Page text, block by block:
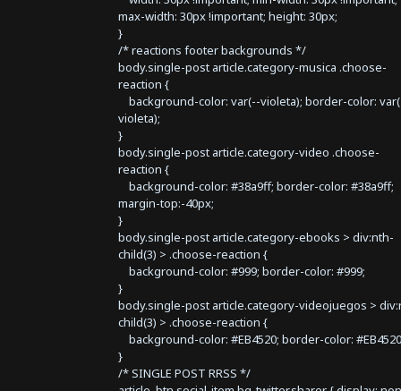
max-width: 30px !important; height: 30px;
}
/* reactions footer backgrounds */
body.single-post article.category-musica .choose-
reaction {
background-color: var(--violeta); border-color:
violeta);
}
body.single-post article.category-video .choose-
reaction {
background-color: #38a9ff; border-color: #38a9ff;
margin-top:-40px;
}
body.single-post article.category-ebooks > div:nth-
child(3) > .choose-reaction {
background-color: #999; border-color: #999;
}
body.single-post article.category-videojuegos >
child(3) > .choose-reaction {
background-color: #EB4520; border-color:
}
/* SINGLE POST RRSS */